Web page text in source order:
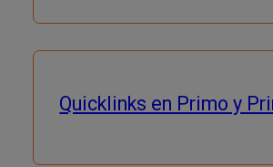
Quicklinks en Primo y